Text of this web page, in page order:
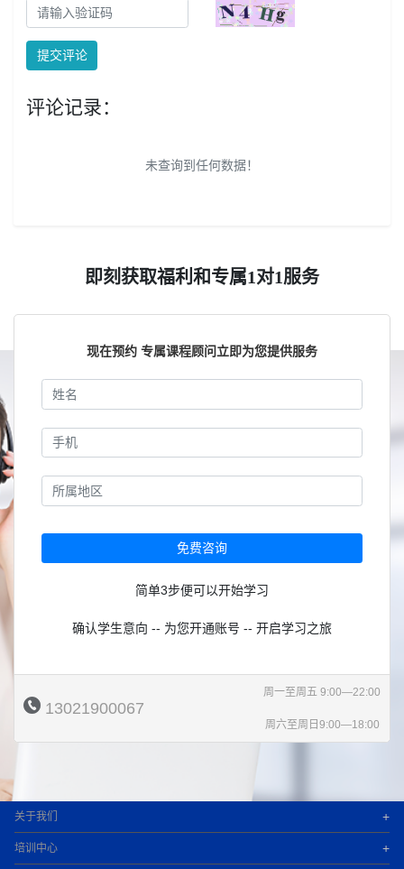
提交评论
评论记录：
未查询到任何数据！
即刻获取福利和专属1对1服务
现在预约 专属课程顾问立即为您提供服务
免费咨询
简单3步便可以开始学习
确认学生意向 -- 为您开通账号 -- 开启学习之旅
13021900067
周一至周五 9:00—22:00
周六至周日9:00—18:00
关于我们 +
培训中心 +